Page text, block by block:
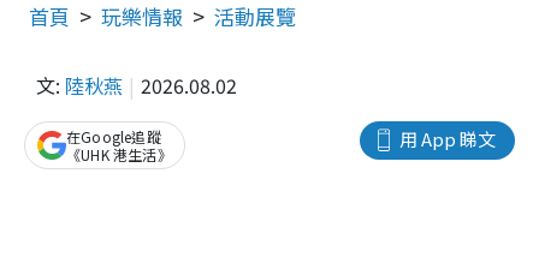
首頁 玩樂情報 活動展覽
文: 陸秋燕 2026.08.02
用 App 睇文
在Google追蹤
《UHK 港生活》